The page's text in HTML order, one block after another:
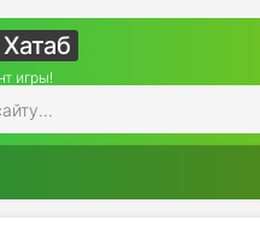
Хатаб
игры!